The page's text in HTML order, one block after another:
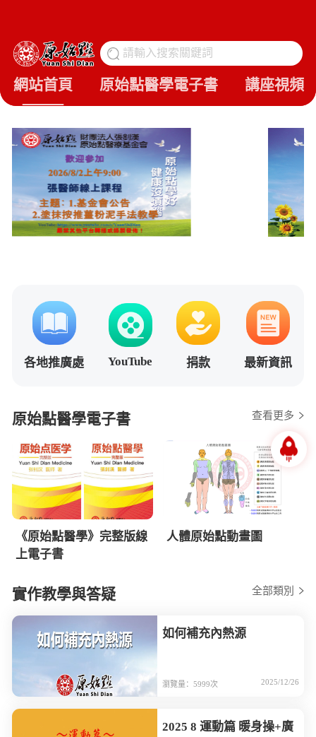
請輸入搜索關鍵詞
網站首頁 原始點醫學電子書 講座視頻
各地推廣處 YouTube 捐款 最新資訊
原始點醫學電子書 查看更多
《原始點醫學》完整版線
上電子書
人體原始點動畫圖
實作教學與答疑 全部類別
如何補充內熱源
瀏覽量：5999次 2025/12/26
2025 8 運動篇 暖身操+廣